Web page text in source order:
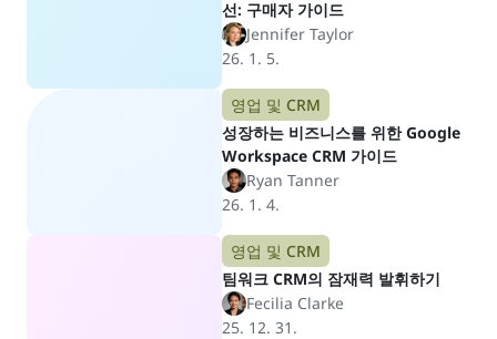
선: 구매자 가이드
Jennifer Taylor
26. 1. 5.
영업 및 CRM
성장하는 비즈니스를 위한 Google
Workspace CRM 가이드
Ryan Tanner
26. 1. 4.
영업 및 CRM
팀워크 CRM의 잠재력 발휘하기
Fecilia Clarke
25. 12. 31.